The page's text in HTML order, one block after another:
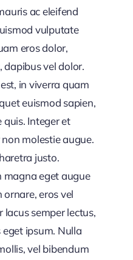
ac eleifend
vulputate
eros dolor,
dapibus vel dolor.
in viverra quam
euismod sapien,
quis. Integer et
molestie augue.
justo.
eget augue
eros vel
semper lectus,
ipsum. Nulla
vel bibendum